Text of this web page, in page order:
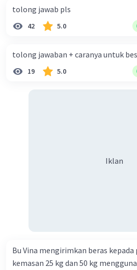
tolong jawab pls
42 5.0
tolong jawaban + caranya untuk
19 5.0
Iklan
Bu Vina mengirimkan beras kepada
kemasan 25 kg dan 50 kg